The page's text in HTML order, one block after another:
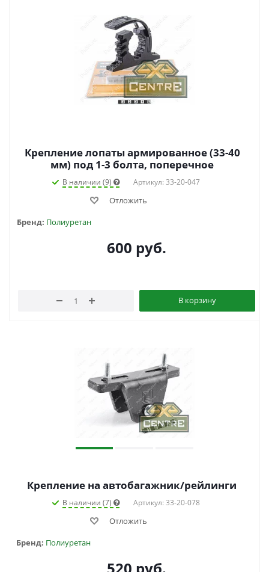
Крепление лопаты армированное (33-40
мм) под 1-3 болта, поперечное
В наличии (9) Артикул: 33-20-047
Отложить
Бренд: Полиуретан
600 руб.
В корзину
Крепление на автобагажник/рейлинги
В наличии (7) Артикул: 33-20-078
Отложить
Бренд: Полиуретан